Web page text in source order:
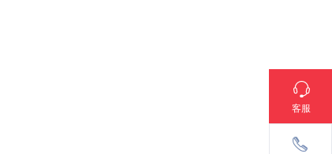
客服